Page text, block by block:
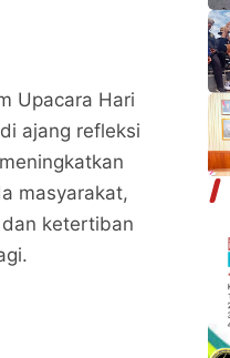
Upacara Hari
ajang refleksi
masyarakat,
ketertiban